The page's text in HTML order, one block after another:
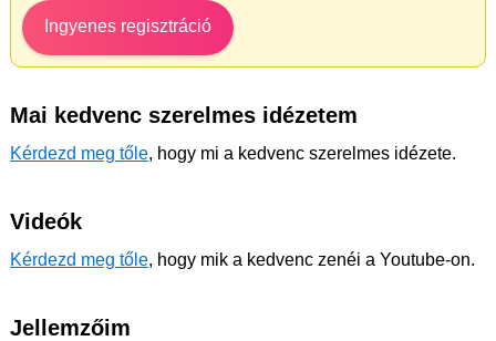
Ingyenes regisztráció
Mai kedvenc szerelmes idézetem
Kérdezd meg tőle, hogy mi a kedvenc szerelmes idézete.
Videók
Kérdezd meg tőle, hogy mik a kedvenc zenéi a Youtube-on.
Jellemzőim